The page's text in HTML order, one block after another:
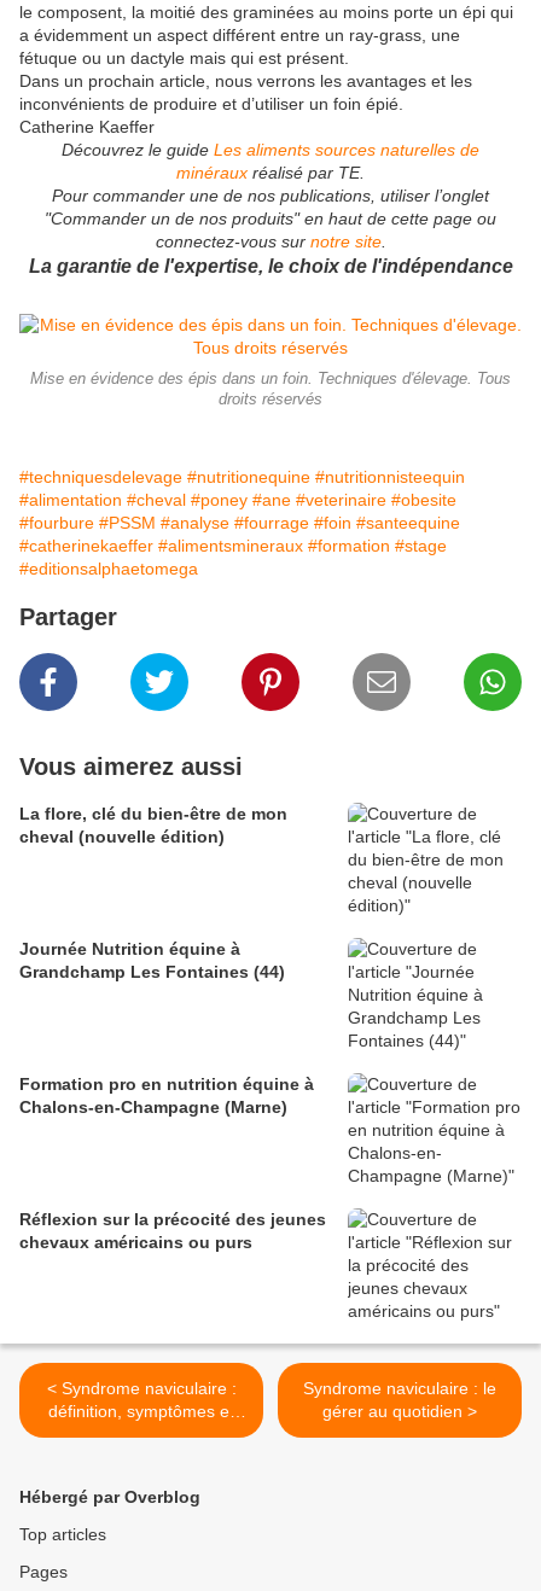
le composent, la moitié des graminées au moins porte un épi qui
a évidemment un aspect différent entre un ray-grass, une
fétuque ou un dactyle mais qui est présent.
Dans un prochain article, nous verrons les avantages et les
inconvénients de produire et d’utiliser un foin épié.
Catherine Kaeffer
Découvrez le guide Les aliments sources naturelles de
minéraux réalisé par TE.
Pour commander une de nos publications, utiliser l’onglet
"Commander un de nos produits" en haut de cette page ou
connectez-vous sur notre site.
La garantie de l'expertise, le choix de l'indépendance
Mise en évidence des épis dans un foin. Techniques d'élevage. Tous
droits réservés
#techniquesdelevage #nutritionequine #nutritionnisteequin
#alimentation #cheval #poney #ane #veterinaire #obesite
#fourbure #PSSM #analyse #fourrage #foin #santeequine
#catherinekaeffer #alimentsmineraux #formation #stage
#editionsalphaetomega
Partager
Vous aimerez aussi
La flore, clé du bien-être de mon
cheval (nouvelle édition)
Journée Nutrition équine à
Grandchamp Les Fontaines (44)
Formation pro en nutrition équine à
Chalons-en-Champagne (Marne)
Réflexion sur la précocité des jeunes
chevaux américains ou purs
< Syndrome naviculaire :
définition, symptômes et
causes
Syndrome naviculaire : le
gérer au quotidien >
Hébergé par Overblog
Top articles
Pages